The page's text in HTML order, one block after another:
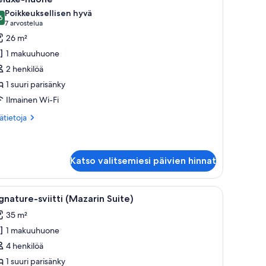
kautta 10
Poikkeuksellisen hyvä
7 arvostelua
(7
arvostelua)
26 m²
1 makuuhuone
2 henkilöä
1 suuri parisänky
Ilmainen Wi-Fi
Katso valitsemiesi päivien hinnat
tuoli, puinen kaappi ja lattiavalaisin.Olohuoneessa on vihreä sohva,
7 sviitti (Mazarin Suite)
35 m²
1 makuuhuone
4 henkilöä
1 suuri parisänky